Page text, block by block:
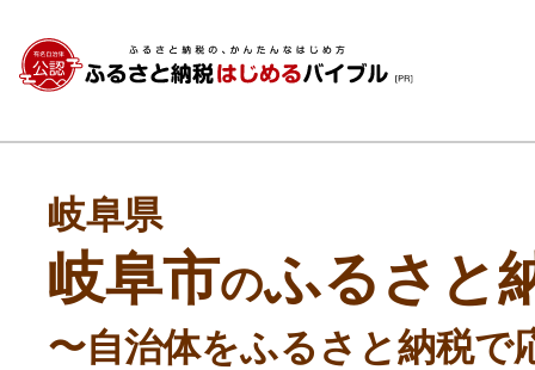
岐阜県
岐阜市のふるさと
〜自治体をふるさと納税で